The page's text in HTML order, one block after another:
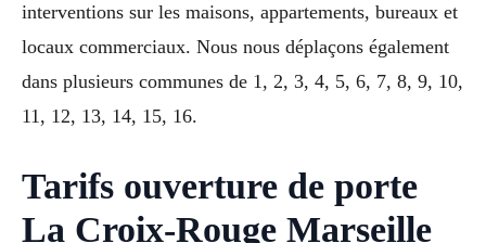
interventions sur les maisons, appartements, bureaux et
locaux commerciaux. Nous nous déplaçons également
dans plusieurs communes de 1, 2, 3, 4, 5, 6, 7, 8, 9, 10,
11, 12, 13, 14, 15, 16.
Tarifs ouverture de porte
La Croix-Rouge Marseille